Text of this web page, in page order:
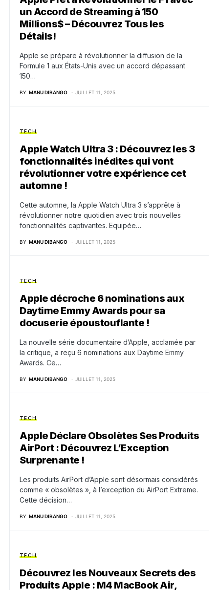
un Accord de Streaming à 150
Millions$ – Découvrez Tous les
Détails!
Apple se prépare à révolutionner la diffusion de la
Formule 1 aux États-Unis avec un accord dépassant
150…
BY MANU DIBANGO JUILLET 11, 2025
TECH
Apple Watch Ultra 3 : Découvrez les 3
fonctionnalités inédites qui vont
révolutionner votre expérience cet
automne !
Cette automne, la Apple Watch Ultra 3 s’apprête à
révolutionner notre quotidien avec trois nouvelles
fonctionnalités captivantes. Equipée…
BY MANU DIBANGO JUILLET 11, 2025
TECH
Apple décroche 6 nominations aux
Daytime Emmy Awards pour sa
docuserie époustouflante !
La nouvelle série documentaire d’Apple, acclamée par
la critique, a reçu 6 nominations aux Daytime Emmy
Awards. Ce…
BY MANU DIBANGO JUILLET 11, 2025
TECH
Apple Déclare Obsolètes Ses Produits
AirPort : Découvrez L’Exception
Surprenante !
Les produits AirPort d’Apple sont désormais considérés
comme « obsolètes », à l’exception du AirPort Extreme.
Cette décision…
BY MANU DIBANGO JUILLET 11, 2025
TECH
Découvrez les Nouveaux Secrets des
Produits Apple : M4 MacBook Air,